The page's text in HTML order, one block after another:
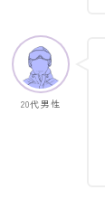
20代男性